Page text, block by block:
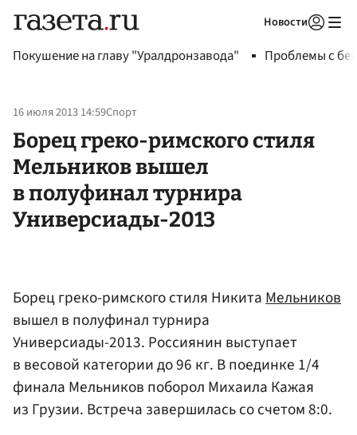
Новости
Покушение на главу "Уралдронзавода" Проблемы с
16 июля 2013 14:59Спорт
Борец греко-римского стиля
Мельников вышел
в полуфинал турнира
Универсиады-2013
Борец греко-римского стиля НикитаМельников
вышел в полуфинал турнира
Универсиады-2013. Россиянин выступает
в весовой категории до 96 кг. В поединке 1/4
финала Мельников поборол Михаила Кажая
из Грузии. Встреча завершилась со счетом 8:0.